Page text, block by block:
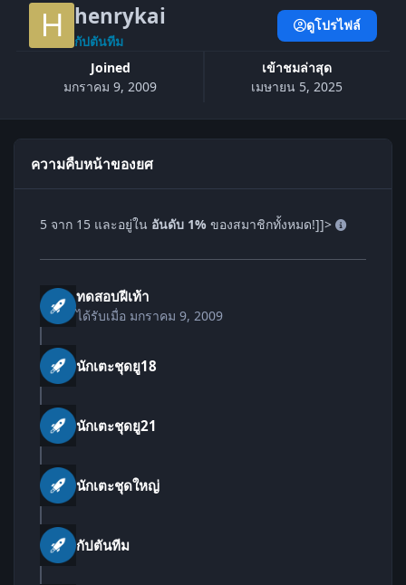
henrykai
กัปตันทีม
Joined
มกราคม 9, 2009
เข้าชมล่าสุด
เมษายน 5, 2025
ดูโปรไฟล์
ความคืบหน้าของยศ
5 จาก 15 และอยู่ใน อันดับ 1% ของสมาชิกทั้งหมด!]]>
ทดสอบฝีเท้า
ได้รับเมื่อ มกราคม 9, 2009
นักเตะชุดยู18
นักเตะชุดยู21
นักเตะชุดใหญ่
กัปตันทีม